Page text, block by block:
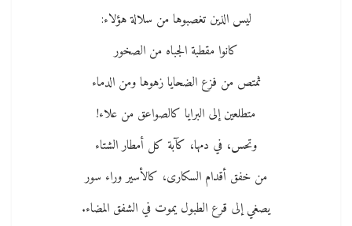
ليس الذين تغصبوها من سلالة هؤلاء:
كانوا مقطبة الجباه من الصخور
ثمتص من فزع الضحايا زهوها ومن الدماء
متطلعين إلى البرايا كالصواعق من علاء!
وتحس، في دمها، كآبة كل أمطار الشتاء
من خفق أقدام السكارى، كالأسير وراء سور
يصغي إلى قرع الطبول يموت في الشفق المضاء.